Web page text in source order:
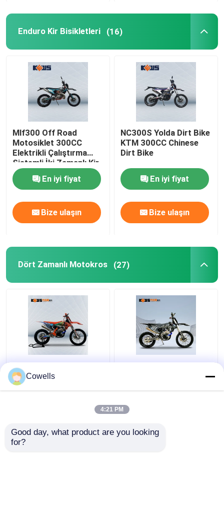
Enduro Kir Bisikletleri (16)
Mlf300 Off Road
Motosiklet 300CC
Elektrikli Çalıştırma
Sistemli İki Zamanlı Kir
Bisikletleri
En iyi fiyat
Bize ulaşın
NC300S Yolda Dirt Bike
KTM 300CC Chinese
Dirt Bike
En iyi fiyat
Bize ulaşın
Dört Zamanlı Motokros (27)
Disk Frenli Kews
CBS300 K16 Dirt Bike 4
Zamanlı Motokros
Cowells
4:21 PM
Good day, what product are you looking
for?